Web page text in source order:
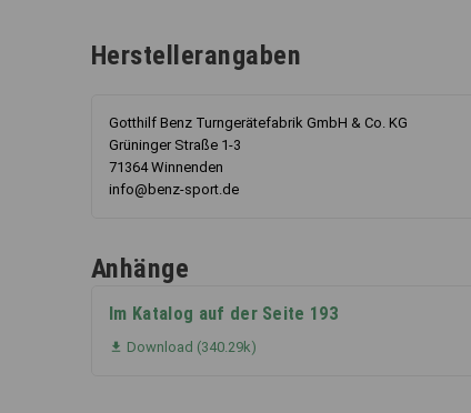
Herstellerangaben
Gotthilf Benz Turngerätefabrik GmbH & Co. KG
Grüninger Straße 1-3
71364 Winnenden
info@benz-sport.de
Anhänge
Im Katalog auf der Seite 193
 Download (340.29k)